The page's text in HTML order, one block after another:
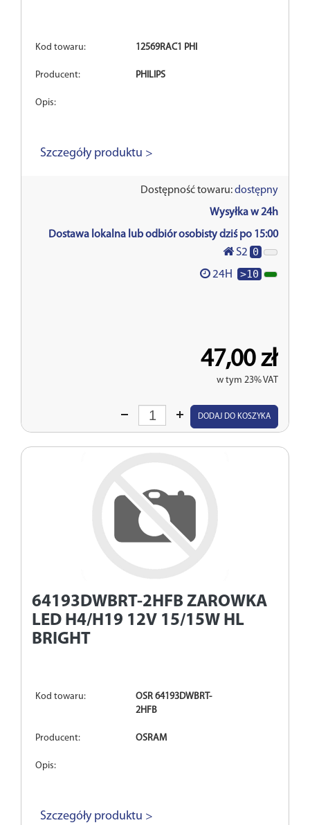
Kod towaru: 12569RAC1 PHI
Producent: PHILIPS
Opis:
Szczegóły produktu >
Dostępność towaru:dostępny
Wysyłka w 24h
Dostawa lokalna lub odbiór osobisty dziś po 15:00
S2 0
24H >10
47,00 zł
w tym 23% VAT
Wprowadź
DODAJ DO KOSZYKA
64193DWBRT-2HFB ZAROWKA
LED H4/H19 12V 15/15W HL
BRIGHT
Kod towaru:
OSR 64193DWBRT-
2HFB
Producent: OSRAM
Opis:
Szczegóły produktu >